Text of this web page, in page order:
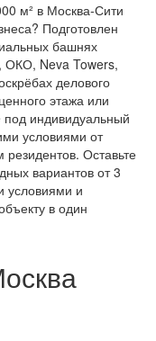
м² в Москва-Сити
Подготовлен
башнях
ОКО, Neva Towers,
делового
этажа или
индивидуальный
условиями от
Оставьте
вариантов от 3
условиями и
в один